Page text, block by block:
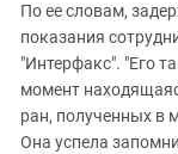
Краснодарский
Нагорный Карабах
Российская
Ростовская область
По ее словам,
показания
"Интерфакс". "Его
момент
ран, полученных в
Она успела